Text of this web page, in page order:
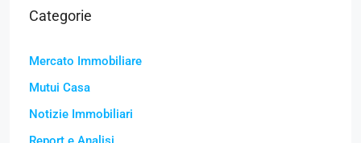
Categorie
Mercato Immobiliare
Mutui Casa
Notizie Immobiliari